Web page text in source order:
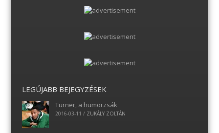
LEGÚJABB BEJEGYZÉSEK
Turner, a humorzsák
2016-03-11 / ZUKÁLY ZOLTÁN